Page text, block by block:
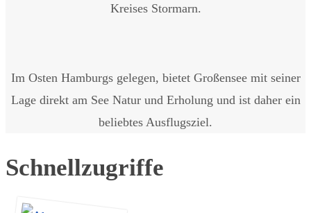
Kreises Stormarn.
Im Osten Hamburgs gelegen, bietet Großensee mit seiner
Lage direkt am See Natur und Erholung und ist daher ein
beliebtes Ausflugsziel.
Schnellzugriffe